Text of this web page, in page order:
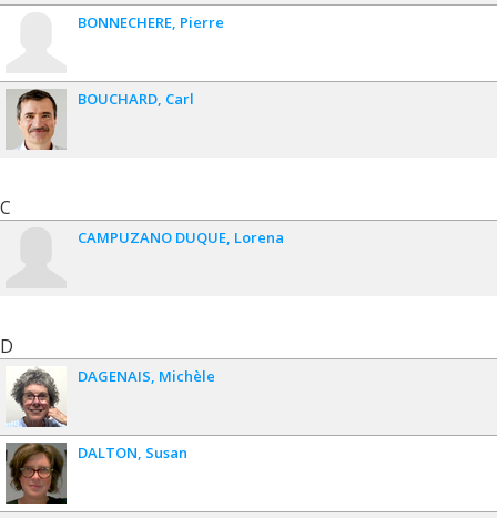
BONNECHERE Pierre
BOUCHARD Carl
C
CAMPUZANO DUQUE Lorena
D
DAGENAIS Michèle
DALTON Susan